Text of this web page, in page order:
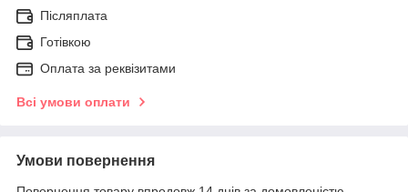
Післяплата
Готівкою
Оплата за реквізитами
Всі умови оплати
Умови повернення